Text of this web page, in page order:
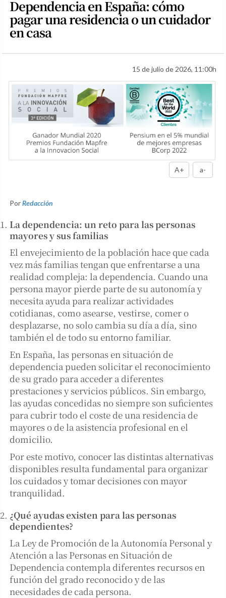
Dependencia en España: cómo
pagar una residencia o un cuidador
en casa
15 de julio de 2026, 11:00h
A+ a-
PorRedacción
La dependencia: un reto para las personas
mayores y sus familias
El envejecimiento de la población hace que cada
vez más familias tengan que enfrentarse a una
realidad compleja: la dependencia. Cuando una
persona mayor pierde parte de su autonomía y
necesita ayuda para realizar actividades
cotidianas, como asearse, vestirse, comer o
desplazarse, no solo cambia su día a día, sino
también el de todo su entorno familiar.
En España, las personas en situación de
dependencia pueden solicitar el reconocimiento
de su grado para acceder a diferentes
prestaciones y servicios públicos. Sin embargo,
las ayudas concedidas no siempre son suficientes
para cubrir todo el coste de una residencia de
mayores o de la asistencia profesional en el
domicilio.
Por este motivo, conocer las distintas alternativas
disponibles resulta fundamental para organizar
los cuidados y tomar decisiones con mayor
tranquilidad.
¿Qué ayudas existen para las personas
dependientes?
La Ley de Promoción de la Autonomía Personal y
Atención a las Personas en Situación de
Dependencia contempla diferentes recursos en
función del grado reconocido y de las
necesidades de cada persona.